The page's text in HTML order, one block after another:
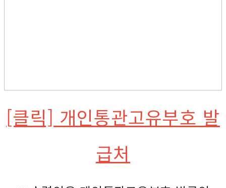
[클릭] 개인통관고유부호 발
급처